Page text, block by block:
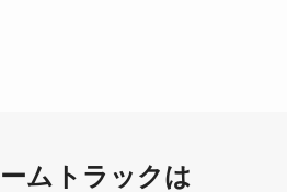
ムトラックは